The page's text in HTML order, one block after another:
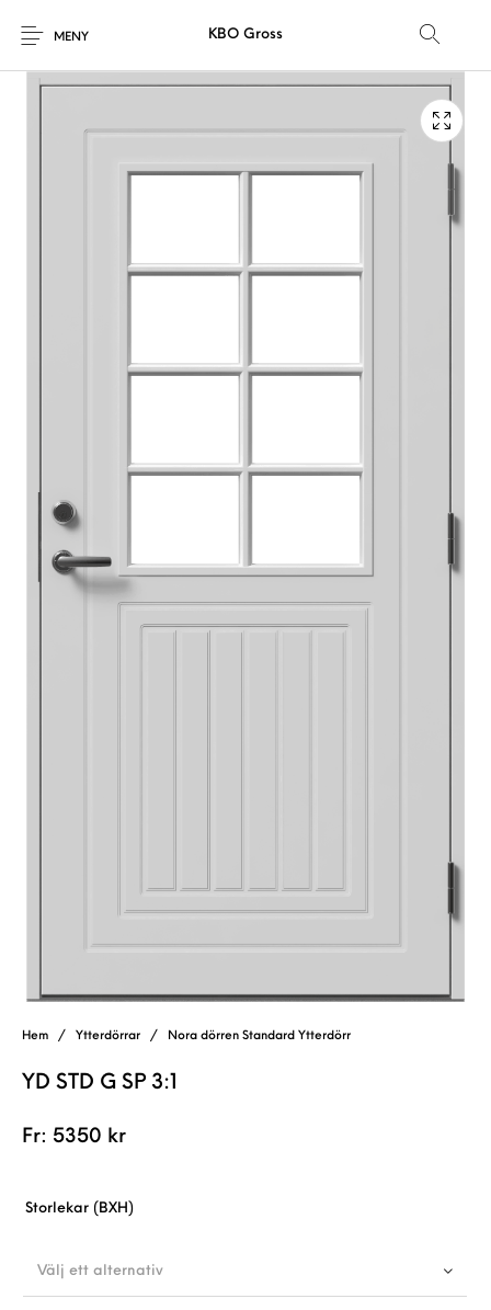
MENY KBO Gross
Hem / Ytterdörrar / Nora dörren Standard Ytterdörr
YD STD G SP 3:1
Fr: 5350 kr
Storlekar (BXH)
Välj ett alternativ